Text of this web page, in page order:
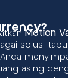
Motion
solusi
asing